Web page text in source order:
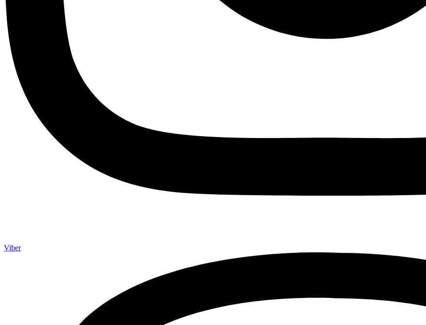
Viber